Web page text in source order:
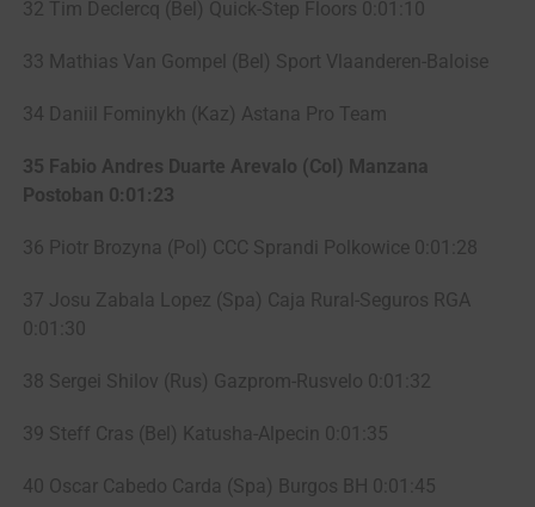
32 Tim Declercq (Bel) Quick-Step Floors 0:01:10
33 Mathias Van Gompel (Bel) Sport Vlaanderen-Baloise
34 Daniil Fominykh (Kaz) Astana Pro Team
35 Fabio Andres Duarte Arevalo (Col) Manzana
Postoban 0:01:23
36 Piotr Brozyna (Pol) CCC Sprandi Polkowice 0:01:28
37 Josu Zabala Lopez (Spa) Caja Rural-Seguros RGA
0:01:30
38 Sergei Shilov (Rus) Gazprom-Rusvelo 0:01:32
39 Steff Cras (Bel) Katusha-Alpecin 0:01:35
40 Oscar Cabedo Carda (Spa) Burgos BH 0:01:45